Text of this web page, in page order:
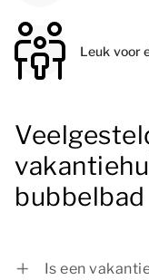
Leuk voor
Is een